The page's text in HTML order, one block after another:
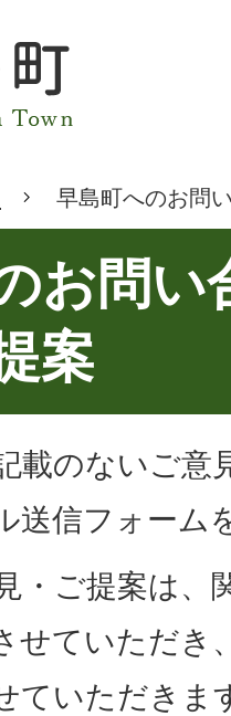
早島町へのお問
お問い
案
載のないご意
送信フォーム
・ご提案は、
せていただき
ていただきま